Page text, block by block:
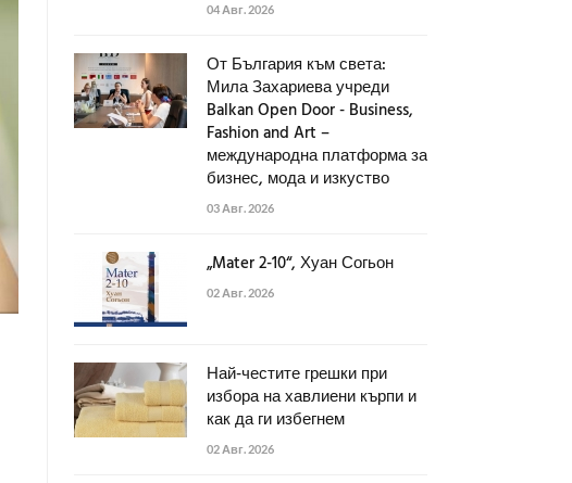
04 Авг. 2026
От България към света:
Мила Захариева учреди
Balkan Open Door - Business,
Fashion and Art –
международна платформа за
бизнес, мода и изкуство
03 Авг. 2026
„Mater 2-10“, Хуан Согьон
02 Авг. 2026
Най-честите грешки при
избора на хавлиени кърпи и
как да ги избегнем
02 Авг. 2026